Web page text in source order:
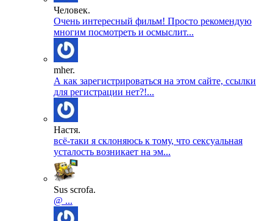
Человек.
Очень интересный фильм! Просто рекомендую
многим посмотреть и осмыслит...
mher.
А как зарегистрироваться на этом сайте, ссылки
для регистрации нет?!...
Настя.
всё-таки я склоняюсь к тому, что сексуальная
усталость возникает на эм...
Sus scrofa.
@ ...